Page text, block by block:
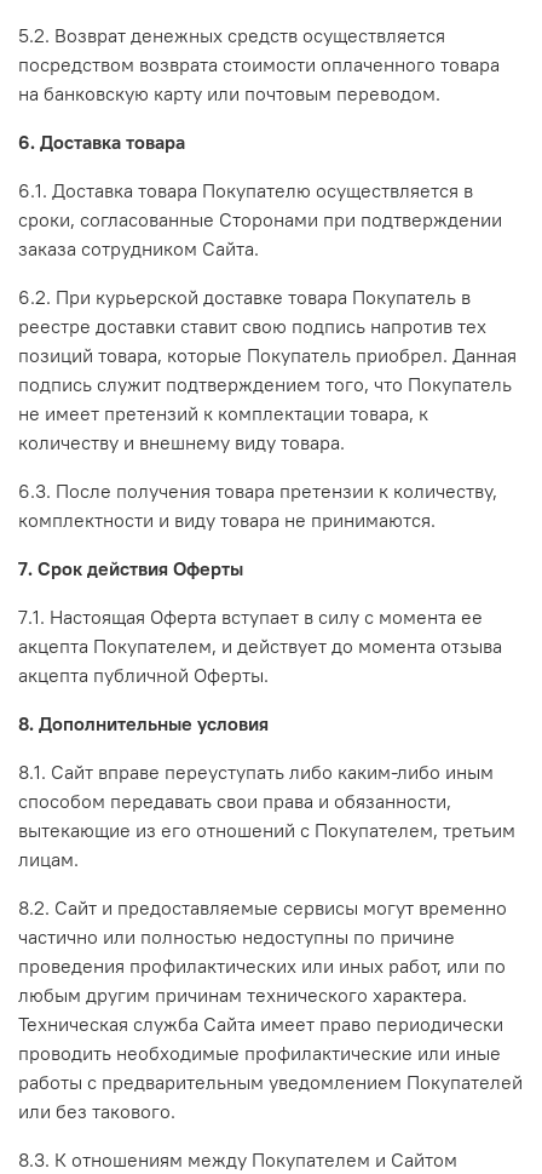
5.2. Возврат денежных средств осуществляется
посредством возврата стоимости оплаченного товара
на банковскую карту или почтовым переводом.
6. Доставка товара
6.1. Доставка товара Покупателю осуществляется в
сроки, согласованные Сторонами при подтверждении
заказа сотрудником Сайта.
6.2. При курьерской доставке товара Покупатель в
реестре доставки ставит свою подпись напротив тех
позиций товара, которые Покупатель приобрел. Данная
подпись служит подтверждением того, что Покупатель
не имеет претензий к комплектации товара, к
количеству и внешнему виду товара.
6.3. После получения товара претензии к количеству,
комплектности и виду товара не принимаются.
7. Срок действия Оферты
7.1. Настоящая Оферта вступает в силу с момента ее
акцепта Покупателем, и действует до момента отзыва
акцепта публичной Оферты.
8. Дополнительные условия
8.1. Сайт вправе переуступать либо каким-либо иным
способом передавать свои права и обязанности,
вытекающие из его отношений с Покупателем, третьим
лицам.
8.2. Сайт и предоставляемые сервисы могут временно
частично или полностью недоступны по причине
проведения профилактических или иных работ, или по
любым другим причинам технического характера.
Техническая служба Сайта имеет право периодически
проводить необходимые профилактические или иные
работы с предварительным уведомлением Покупателей
или без такового.
8.3. К отношениям между Покупателем и Сайтом